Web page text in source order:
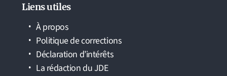
Liens utiles
À propos
Politique de corrections
Déclaration d’intérêts
La rédaction du JDE